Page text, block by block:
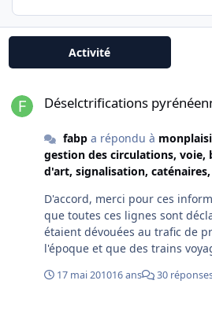
Activité
Déselctrifications
fabpa répondu à
gestion des circulations, voie,
d'art, signalisation, caténaires,
D'accord, merci pour ces
que toutes ces lignes sont
étaient dévouées au trafic de
l'époque et que des trains
17 mai 201016 ans 30